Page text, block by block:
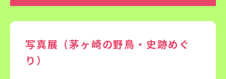
写真展（茅ヶ崎の野鳥・史跡めぐ
り）